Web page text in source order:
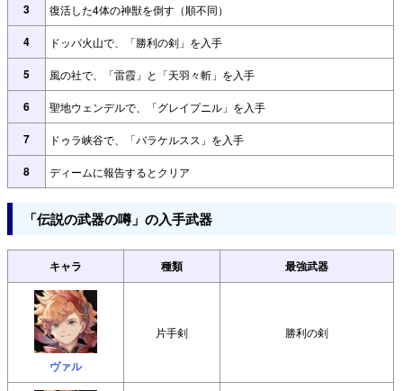
3 復活した4体の神獣を倒す（順不同）
4 ドッパ火山で、「勝利の剣」を入手
5 風の社で、「雷霞」と「天羽々斬」を入手
6 聖地ウェンデルで、「グレイプニル」を入手
7 ドゥラ峡谷で、「バラケルスス」を入手
8 ディームに報告するとクリア
「伝説の武器の噂」の入手武器
キャラ 種類 最強武器
ヴァル
片手剣 勝利の剣